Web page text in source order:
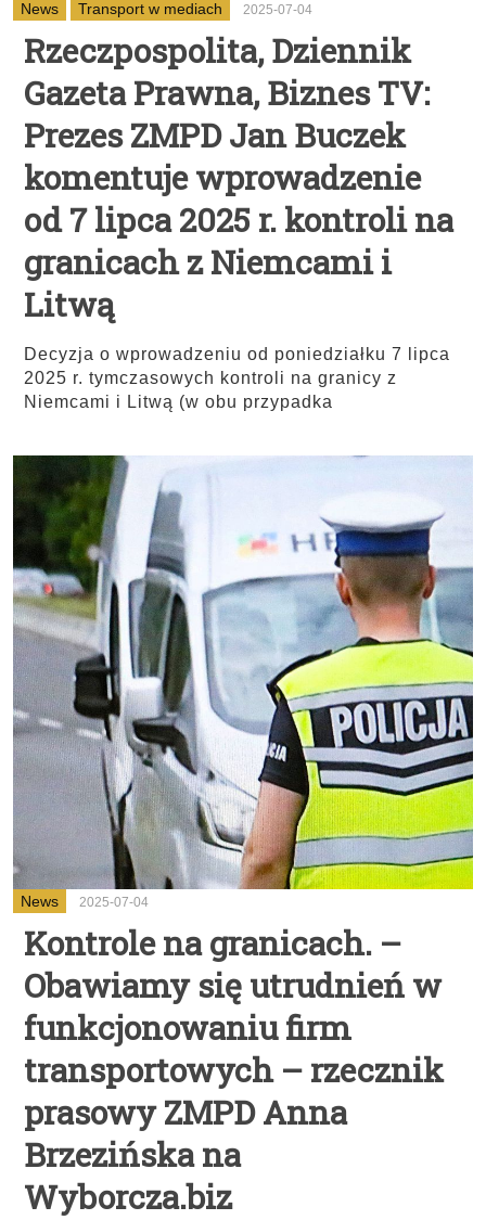
News Transport w mediach 2025-07-04
Rzeczpospolita, Dziennik
Gazeta Prawna, Biznes TV:
Prezes ZMPD Jan Buczek
komentuje wprowadzenie
od 7 lipca 2025 r. kontroli na
granicach z Niemcami i
Litwą
Decyzja o wprowadzeniu od poniedziałku 7 lipca
2025 r. tymczasowych kontroli na granicy z
Niemcami i Litwą (w obu przypadka
News 2025-07-04
Kontrole na granicach. –
Obawiamy się utrudnień w
funkcjonowaniu firm
transportowych – rzecznik
prasowy ZMPD Anna
Brzezińska na
Wyborcza.biz